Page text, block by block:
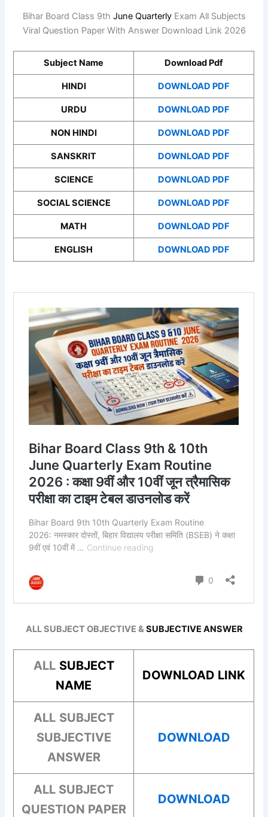
Bihar Board Class 9th June QuarterlyExam All Subjects
Viral Question Paper With Answer Download Link 2026
Subject Name Download Pdf
HINDI DOWNLOAD PDF
URDU DOWNLOAD PDF
NON HINDI DOWNLOAD PDF
SANSKRIT DOWNLOAD PDF
SCIENCE DOWNLOAD PDF
SOCIAL SCIENCE DOWNLOAD PDF
MATH DOWNLOAD PDF
ENGLISH DOWNLOAD PDF
ALL SUBJECT OBJECTIVE &SUBJECTIVE ANSWER
ALL SUBJECT
NAME
DOWNLOAD LINK
ALL SUBJECT
SUBJECTIVE
ANSWER
DOWNLOAD
ALL SUBJECT
QUESTION PAPER
DOWNLOAD